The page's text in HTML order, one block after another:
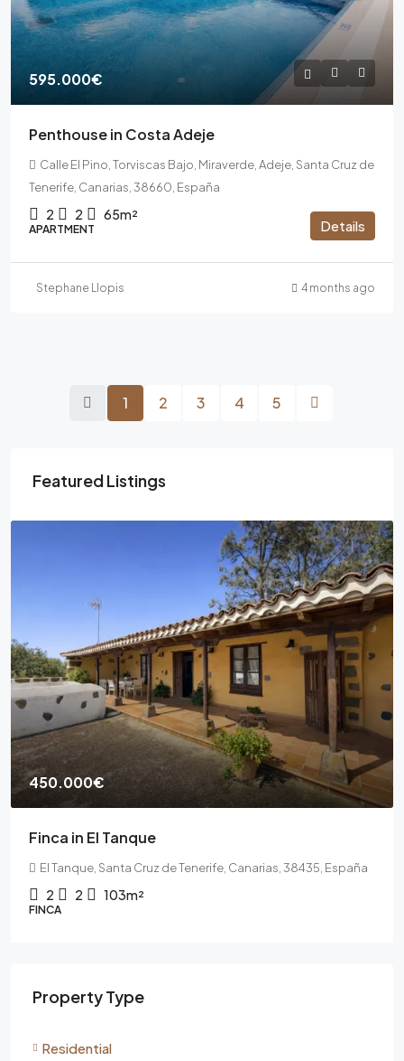
595.000€
Penthouse in Costa Adeje
Calle El Pino, Torviscas Bajo, Miraverde, Adeje, Santa Cruz de
Tenerife, Canarias, 38660, España
2 2 65m²
APARTMENT Details
Stephane Llopis 4 months ago
1 2 3 4 5
Featured Listings
450.000€
Finca in El Tanque
El Tanque, Santa Cruz de Tenerife, Canarias, 38435, España
2 2 103m²
FINCA
Property Type
Residential